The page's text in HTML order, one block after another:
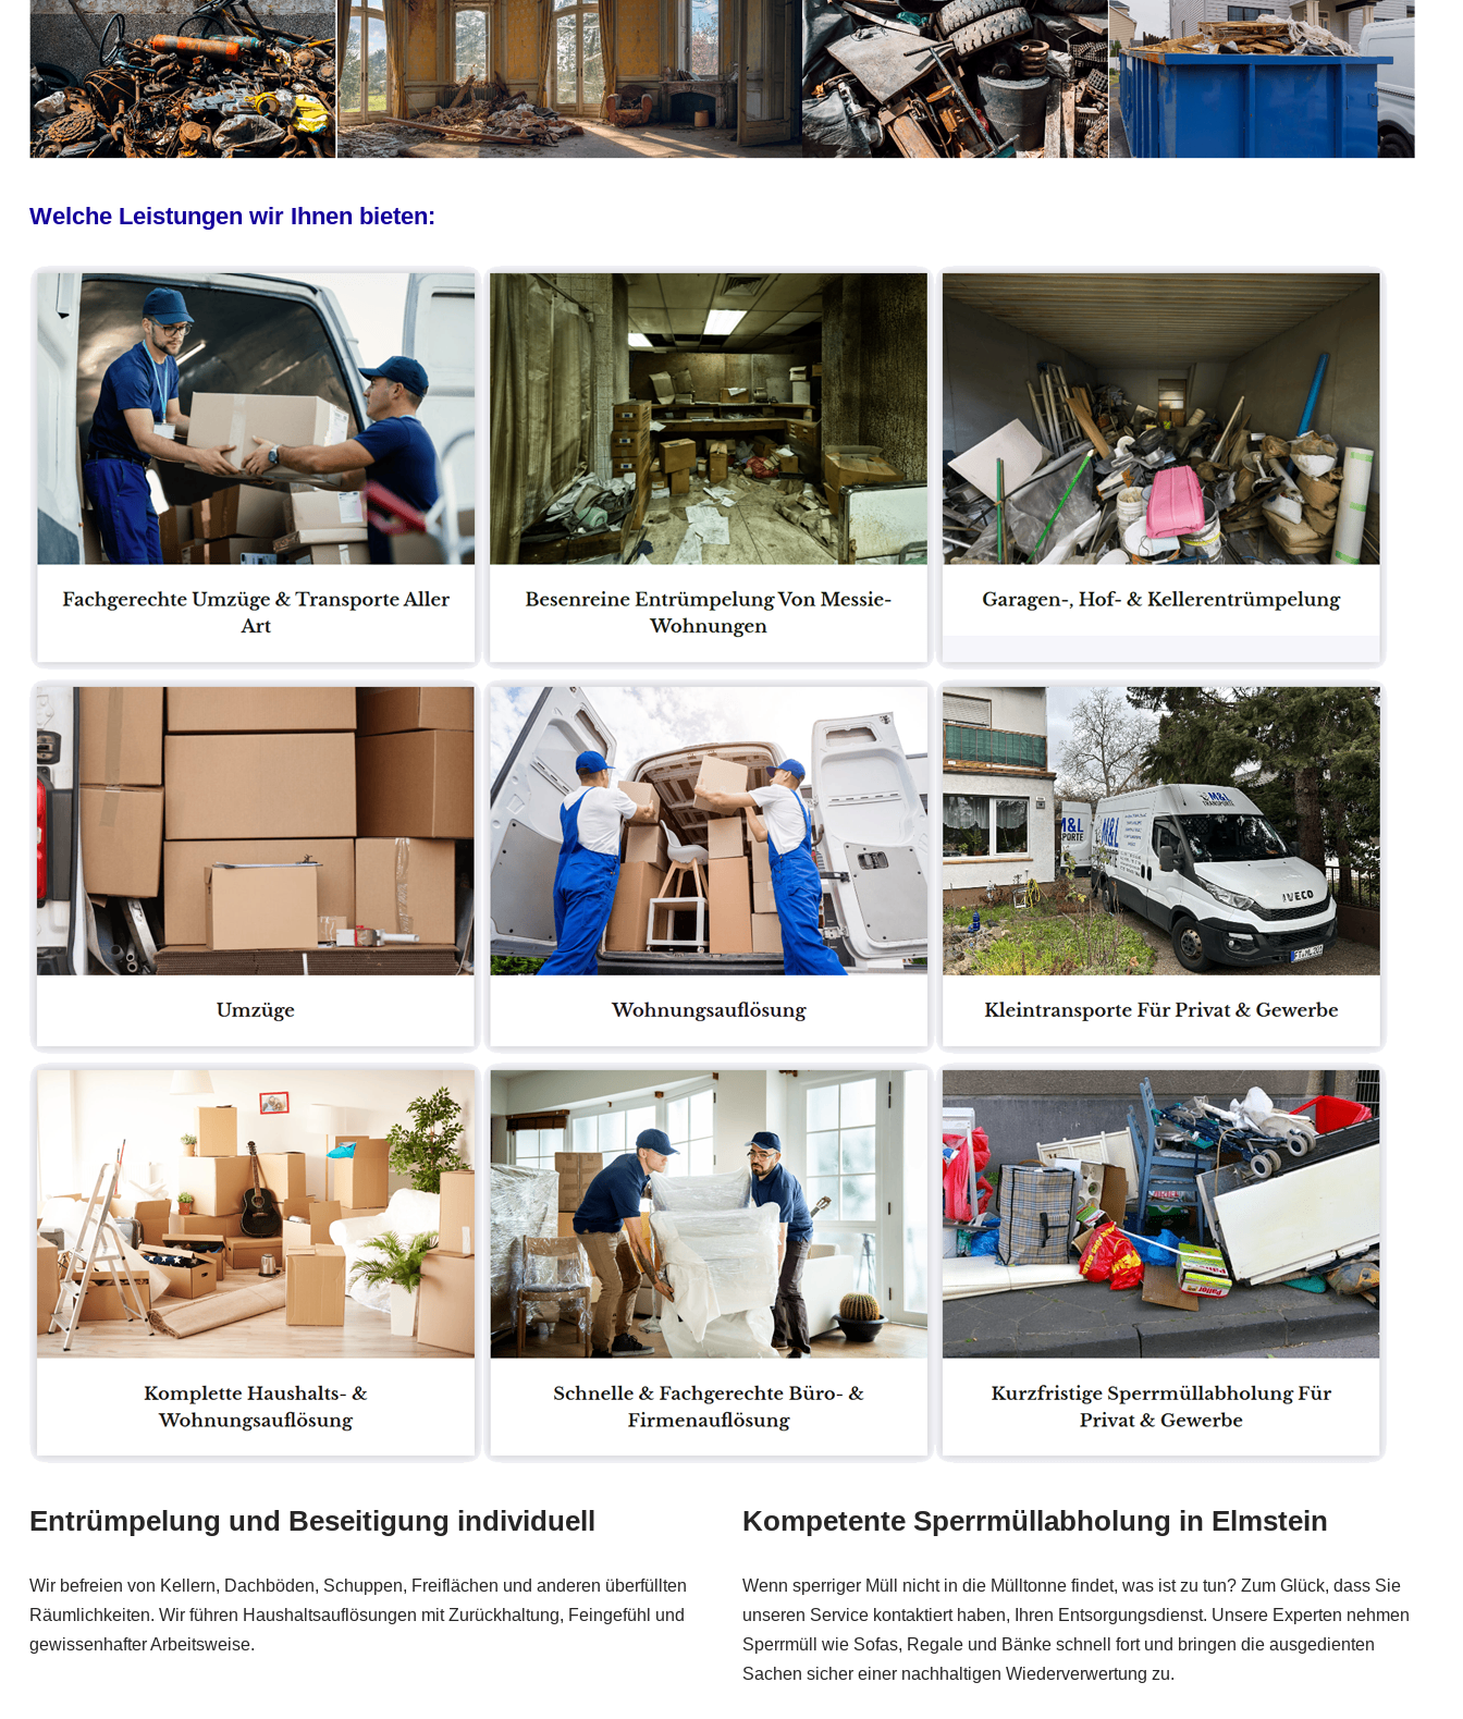
Welche Leistungen wir Ihnen bieten:
Entrümpelung und Beseitigung individuell
Wir befreien von Kellern, Dachböden, Schuppen, Freiflächen und anderen überfüllten
Räumlichkeiten. Wir führen Haushaltsauflösungen mit Zurückhaltung, Feingefühl und
gewissenhafter Arbeitsweise.
Kompetente Sperrmüllabholung in Elmstein
Wenn sperriger Müll nicht in die Mülltonne findet, was ist zu tun? Zum Glück, dass Sie
unseren Service kontaktiert haben, Ihren Entsorgungsdienst. Unsere Experten nehmen
Sperrmüll wie Sofas, Regale und Bänke schnell fort und bringen die ausgedienten
Sachen sicher einer nachhaltigen Wiederverwertung zu.